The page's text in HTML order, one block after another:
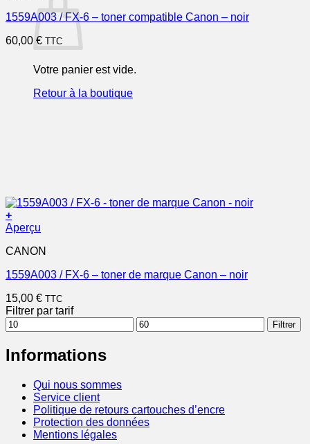
Votre panier est vide.
Retour à la boutique
1559A003 / FX-6 – toner compatible Canon – noir
60,00 € TTC
+
Aperçu
CANON
1559A003 / FX-6 – toner de marque Canon – noir
15,00 € TTC
Filtrer par tarif
Prix
min
Prix
max
Filtrer
Informations
Qui nous sommes
Service client
Politique de retours cartouches d’encre
Protection des données
Mentions légales